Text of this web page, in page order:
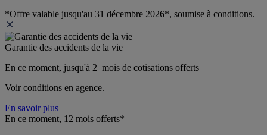
*Offre valable jusqu'au 31 décembre 2026*, soumise à conditions.
Garantie des accidents de la vie
En ce moment, jusqu'à 2  mois de cotisations offerts
Voir conditions en agence.
En savoir plus
En ce moment, 12 mois offerts*